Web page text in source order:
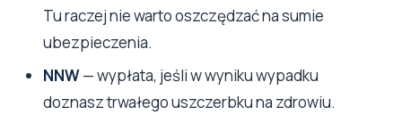
Tu raczej nie warto oszczędzać na sumie
ubezpieczenia.
NNW— wypłata, jeśli w wyniku wypadku
doznasz trwałego uszczerbku na zdrowiu.